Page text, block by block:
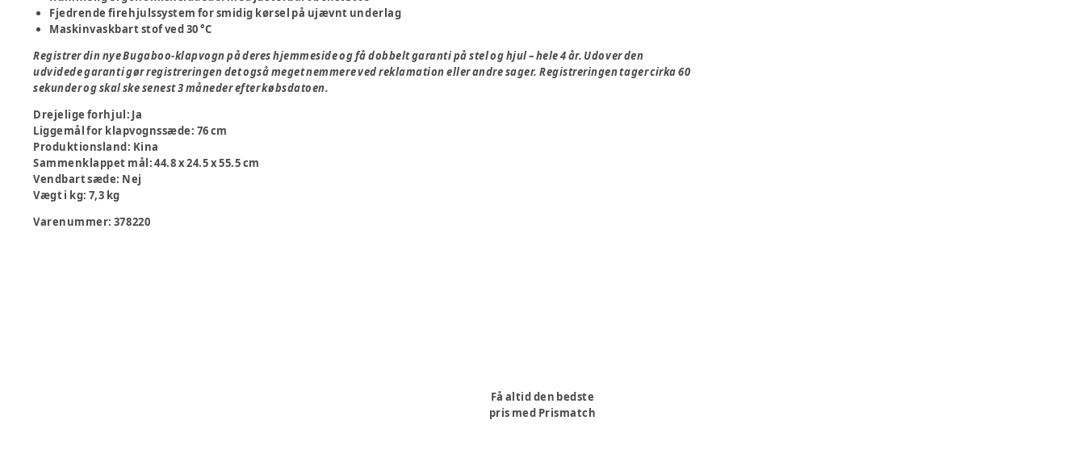
Fjedrende firehjulssystem for smidig kørsel på ujævnt underlag
Maskinvaskbart stof ved 30 °C
Registrer din nye Bugaboo-klapvogn på deres hjemmeside og få dobbelt garanti på stel og hjul – hele 4 år. Udover den
udvidede garanti gør registreringen det også meget nemmere ved reklamation eller andre sager. Registreringen tager cirka 60
sekunder og skal ske senest 3 måneder efter købsdatoen.
Drejelige forhjul: Ja
Liggemål for klapvognssæde: 76 cm
Produktionsland: Kina
Sammenklappet mål:44.8 x 24.5 x 55.5 cm
Vendbart sæde: Nej
Vægt i kg: 7,3 kg
Varenummer: 378220
Få altid den bedste
pris med Prismatch